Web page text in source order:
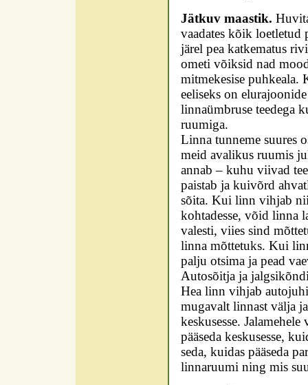
Jätkuv maastik.
vaadates kõik loetletud
järel pea katkematus
ometi võiksid nad
mitmekesise puhkeala.
eeliseks on
linnaümbruse teedega
ruumiga.
Linna tunneme suures
meid avalikus ruumis
annab – kuhu viivad
paistab ja kuivõrd
sõita. Kui linn vihjab
kohtadesse, võid linna
valesti, viies sind
linna mõttetuks. Kui
palju otsima ja pead
Autosõitja ja
Hea linn vihjab
mugavalt linnast välja
keskusesse.
pääseda keskusesse,
seda, kuidas pääseda
linnaruumi ning mis